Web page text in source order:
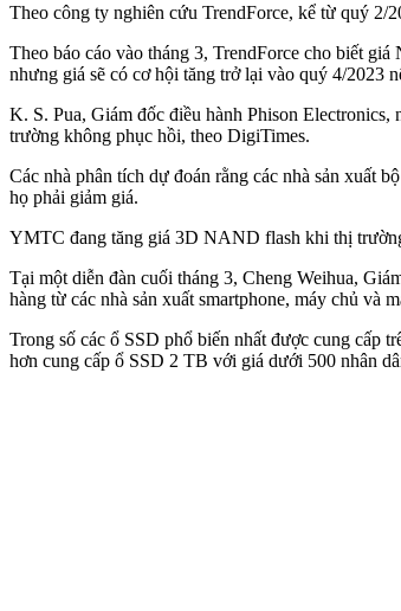
Theo công ty nghiên cứu TrendForce, kể từ quý 2/
Theo báo cáo vào tháng 3, TrendForce cho biết
nhưng giá sẽ có cơ hội tăng trở lại vào quý 4/2023
K. S. Pua, Giám đốc điều hành Phison
trường không phục hồi, theo DigiTimes.
Các nhà phân tích dự đoán rằng các nhà sản xuất
họ phải giảm giá.
YMTC đang tăng giá 3D NAND flash khi thị
Tại một diễn đàn cuối tháng 3, Cheng Weihua,
hàng từ các nhà sản xuất smartphone, máy chủ và
Trong số các ổ SSD phổ biến nhất được cung cấp
hơn cung cấp ổ SSD 2 TB với giá dưới 500 nhân